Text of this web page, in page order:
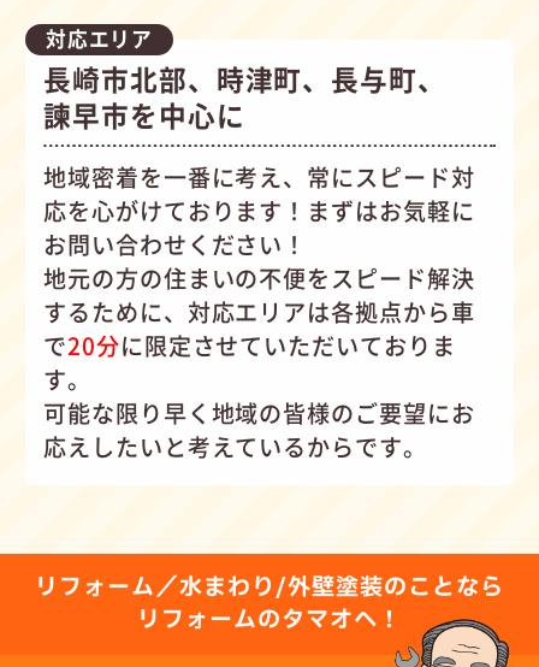
対応エリア
長崎市北部、時津町、長与町、
諫早市を中心に
地域密着を一番に考え、常にスピード対
応を心がけております！まずはお気軽に
お問い合わせください！
地元の方の住まいの不便をスピード解決
するために、対応エリアは各拠点から車
で20分に限定させていただいておりま
す。
可能な限り早く地域の皆様のご要望にお
応えしたいと考えているからです。
リフォーム／水まわり/外壁塗装のことなら
リフォームのタマオへ！